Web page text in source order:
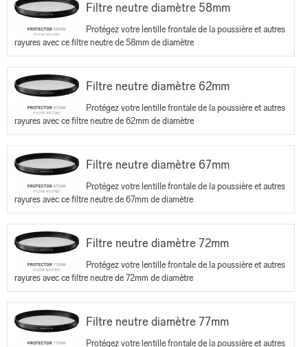
Filtre neutre diamètre 58mm
Protégez votre lentille frontale de la poussière et autres
rayures avec ce filtre neutre de 58mm de diamètre
Filtre neutre diamètre 62mm
Protégez votre lentille frontale de la poussière et autres
rayures avec ce filtre neutre de 62mm de diamètre
Filtre neutre diamètre 67mm
Protégez votre lentille frontale de la poussière et autres
rayures avec ce filtre neutre de 67mm de diamètre
Filtre neutre diamètre 72mm
Protégez votre lentille frontale de la poussière et autres
rayures avec ce filtre neutre de 72mm de diamètre
Filtre neutre diamètre 77mm
Protégez votre lentille frontale de la poussière et autres